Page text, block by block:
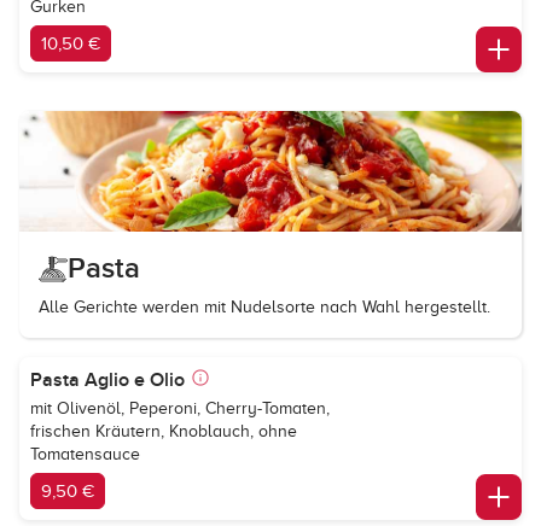
Gurken
10,50 €
Pasta
Alle Gerichte werden mit Nudelsorte nach Wahl hergestellt.
Pasta Aglio e Olio
mit Olivenöl, Peperoni, Cherry-Tomaten,
frischen Kräutern, Knoblauch, ohne
Tomatensauce
9,50 €